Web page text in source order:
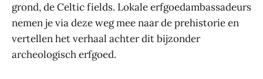
grond, de Celtic fields. Lokale erfgoedambassadeurs
nemen je via deze weg mee naar de prehistorie en
vertellen het verhaal achter dit bijzonder
archeologisch erfgoed.